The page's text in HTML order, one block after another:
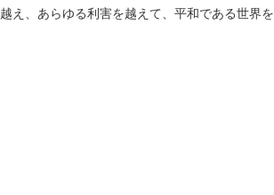
え、あらゆる利害を越えて、平和である世界を